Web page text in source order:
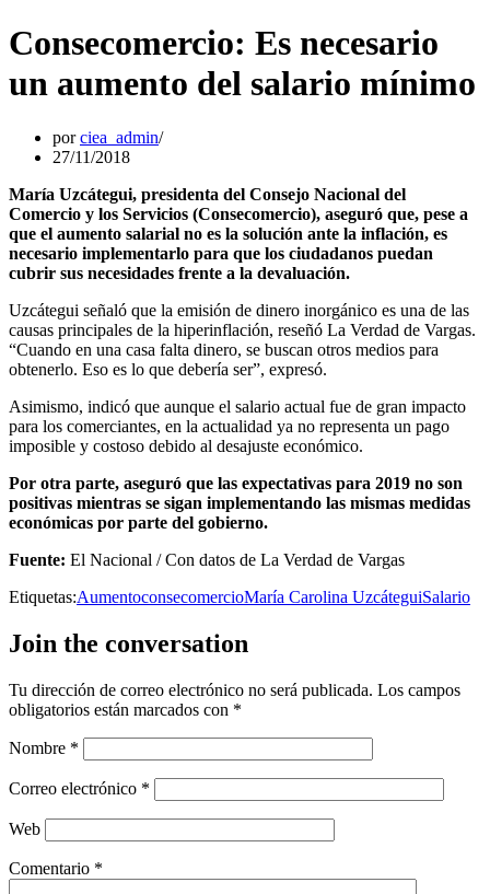
Consecomercio: Es necesario
un aumento del salario mínimo
porciea_admin
27/11/2018
María Uzcátegui, presidenta del Consejo Nacional del
Comercio y los Servicios (Consecomercio), aseguró que, pese a
que el aumento salarial no es la solución ante la inflación, es
necesario implementarlo para que los ciudadanos puedan
cubrir sus necesidades frente a la devaluación.
Uzcátegui señaló que la emisión de dinero inorgánico es una de las
causas principales de la hiperinflación, reseñó La Verdad de Vargas.
“Cuando en una casa falta dinero, se buscan otros medios para
obtenerlo. Eso es lo que debería ser”, expresó.
Asimismo, indicó que aunque el salario actual fue de gran impacto
para los comerciantes, en la actualidad ya no representa un pago
imposible y costoso debido al desajuste económico.
Por otra parte, aseguró que las expectativas para 2019 no son
positivas mientras se sigan implementando las mismas medidas
económicas por parte del gobierno.
Fuente: El Nacional / Con datos de La Verdad de Vargas
Etiquetas:AumentoconsecomercioMaría Carolina UzcáteguiSalario
Join the conversation
Tu dirección de correo electrónico no será publicada. Los campos
obligatorios están marcados con *
Nombre *
Correo electrónico *
Web
Comentario *